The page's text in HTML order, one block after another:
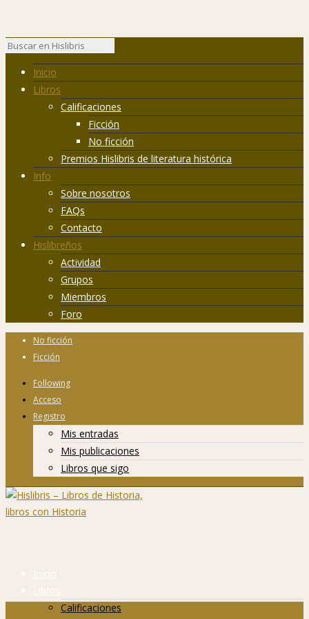
Inicio
Libros
Calificaciones
Ficción
No ficción
Premios Hislibris de literatura histórica
Info
Sobre nosotros
FAQs
Contacto
Hislibreños
Actividad
Grupos
Miembros
Foro
No ficción
Ficción
Following
Acceso
Registro
Mis entradas
Mis publicaciones
Libros que sigo
Inicio
Libros
Calificaciones